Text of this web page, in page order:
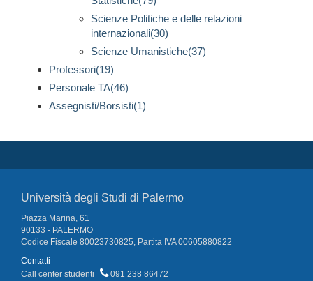
Scienze Politiche e delle relazioni
internazionali(30)
Scienze Umanistiche(37)
Professori(19)
Personale TA(46)
Assegnisti/Borsisti(1)
Università degli Studi di Palermo
Piazza Marina, 61
90133 - PALERMO
Codice Fiscale 80023730825, Partita IVA 00605880822
Contatti
Call center studenti
091 238 86472